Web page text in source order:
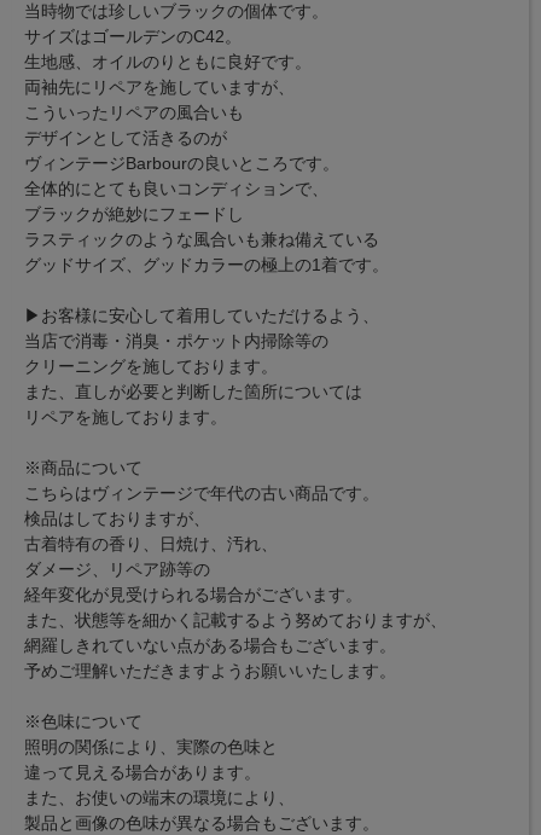
当時物では珍しいブラックの個体です。
サイズはゴールデンのC42。
生地感、オイルのりともに良好です。
両袖先にリペアを施していますが、
こういったリペアの風合いも
デザインとして活きるのが
ヴィンテージBarbourの良いところです。
全体的にとても良いコンディションで、
ブラックが絶妙にフェードし
ラスティックのような風合いも兼ね備えている
グッドサイズ、グッドカラーの極上の1着です。
▶お客様に安心して着用していただけるよう、
当店で消毒・消臭・ポケット内掃除等の
クリーニングを施しております。
また、直しが必要と判断した箇所については
リペアを施しております。
※商品について
こちらはヴィンテージで年代の古い商品です。
検品はしておりますが、
古着特有の香り、日焼け、汚れ、
ダメージ、リペア跡等の
経年変化が見受けられる場合がございます。
また、状態等を細かく記載するよう努めておりますが、
網羅しきれていない点がある場合もございます。
予めご理解いただきますようお願いいたします。
※色味について
照明の関係により、実際の色味と
違って見える場合があります。
また、お使いの端末の環境により、
製品と画像の色味が異なる場合もございます。